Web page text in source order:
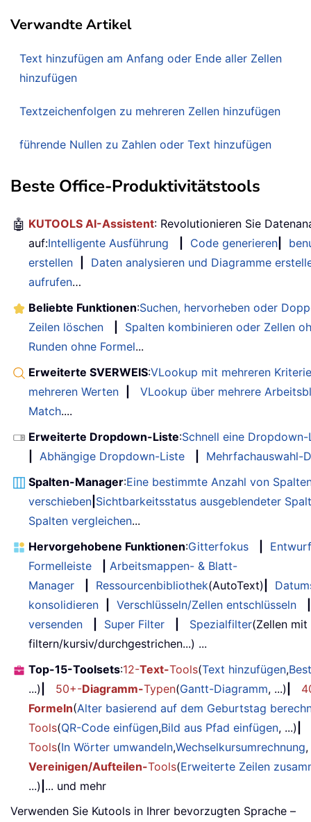
Verwandte Artikel
Text hinzufügen am Anfang oder Ende aller Zellen
hinzufügen
Textzeichenfolgen zu mehreren Zellen hinzufügen
führende Nullen zu Zahlen oder Text hinzufügen
Beste Office-Produktivitätstools
🤖 KUTOOLS AI-Assistent: Revolutionieren Sie
auf:Intelligente Ausführung Code generieren
erstellen
Daten analysieren und Diagramme
aufrufen…
Beliebte Funktionen:Suchen, hervorheben oder
Zeilen löschen
Spalten kombinieren oder Zellen
Runden ohne Formel...
Erweiterte SVERWEIS:VLookup mit mehreren
mehreren Werten
VLookup über mehrere
Match....
Erweiterte Dropdown-Liste:Schnell eine
Abhängige Dropdown-Liste
Mehrfachauswahl-
Spalten-Manager:Eine bestimmte Anzahl von
verschieben Sichtbarkeitsstatus ausgeblendeter
Spalten vergleichen...
Hervorgehobene Funktionen:Gitterfokus
Entwurf
Formelleiste
Arbeitsmappen- & Blatt-
Manager
Ressourcenbibliothek(AutoText)
konsolidieren
Verschlüsseln/Zellen entschlüsseln
versenden
Super Filter Spezialfilter(Zellen
filtern/kursiv/durchgestrichen...) ...
Top-15-Toolsets:12-Text-Tools(Text hinzufügen,
...)
50+-Diagramm-Typen(Gantt-Diagramm, ...)
Formeln(Alter basierend auf dem Geburtstag
Tools(QR-Code einfügen,Bild aus Pfad einfügen, ...)
Tools(In Wörter umwandeln,Wechselkursumrechnung
Vereinigen/Aufteilen-Tools(Erweiterte Zeilen
...) ... und mehr
Verwenden Sie Kutools in Ihrer bevorzugten Sprache –